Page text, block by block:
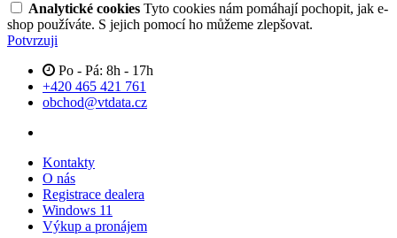
Analytické cookies Tyto cookies nám pomáhají pochopit, jak e-
shop používáte. S jejich pomocí ho můžeme zlepšovat.
Potvrzuji
Po - Pá: 8h - 17h
+420 465 421 761
obchod@vtdata.cz
Kontakty
O nás
Registrace dealera
Windows 11
Výkup a pronájem